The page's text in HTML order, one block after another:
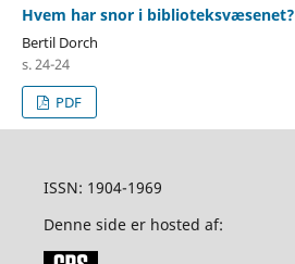
Hvem har snor i biblioteksvæsenet?
Bertil Dorch
s. 24-24
PDF
ISSN: 1904-1969
Denne side er hosted af: